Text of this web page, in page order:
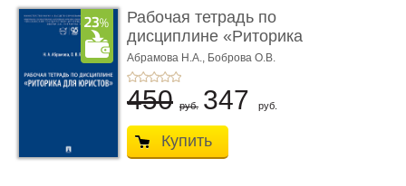
Рабочая тетрадь по
дисциплине «Риторика
для ю� ...
Абрамова Н.А., Боброва О.В.
450 руб. 347 руб.
Купить